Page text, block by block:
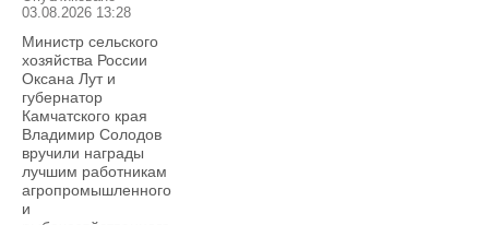
03.08.2026 13:28
Министр сельского
хозяйства России
Оксана Лут и
губернатор
Камчатского края
Владимир Солодов
вручили награды
лучшим работникам
агропромышленного
и